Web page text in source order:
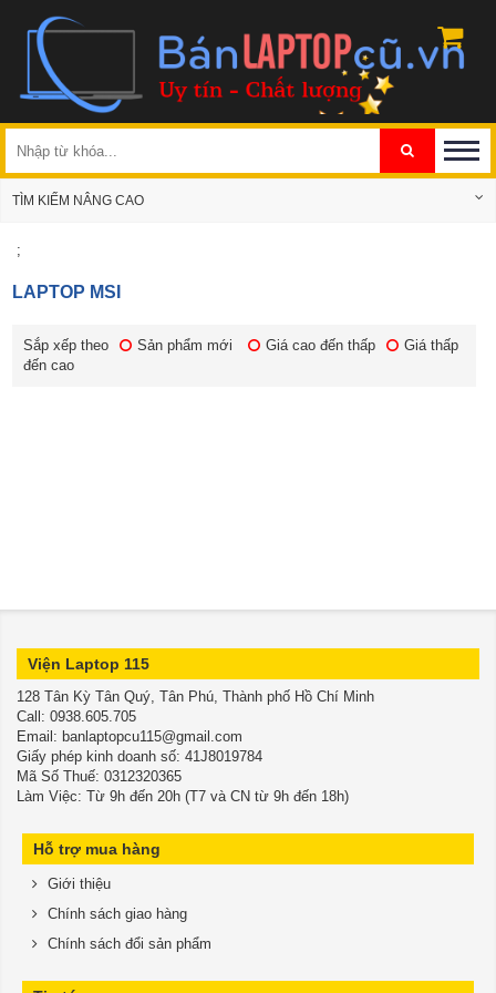
TÌM KIẾM NÂNG CAO
;
LAPTOP MSI
Sắp xếp theo Sản phẩm mới Giá cao đến thấp
Giá thấp
đến cao
Viện Laptop 115
128 Tân Kỳ Tân Quý, Tân Phú, Thành phố Hồ Chí Minh
​​​​​​​Call: 0938.605.705
Email: banlaptopcu115@gmail.com
Giấy phép kinh doanh số: 41J8019784
Mã Số Thuế: 0312320365
Làm Việc: Từ 9h đến 20h (T7 và CN từ 9h đến 18h)
Hỗ trợ mua hàng
Giới thiệu
Chính sách giao hàng
Chính sách đổi sản phẩm